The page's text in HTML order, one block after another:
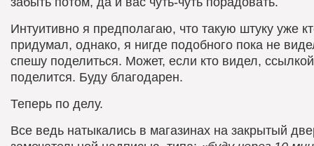
Интуитивно я предполагаю, что такую штуку уже
придумал, однако, я нигде подобного пока не
спешу поделиться. Может, если кто видел, ссылкой
поделится. Буду благодарен.
Теперь по делу.
Все ведь натыкались в магазинах на закрытый